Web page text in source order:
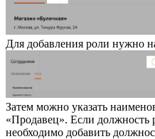
Для добавления роли нужно
Затем можно указать
«Продавец». Если должность
необходимо добавить